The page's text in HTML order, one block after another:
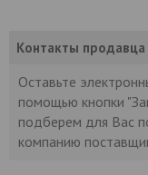
Контакты продавца
Оставьте
помощью кнопки
подберем для Вас
компанию